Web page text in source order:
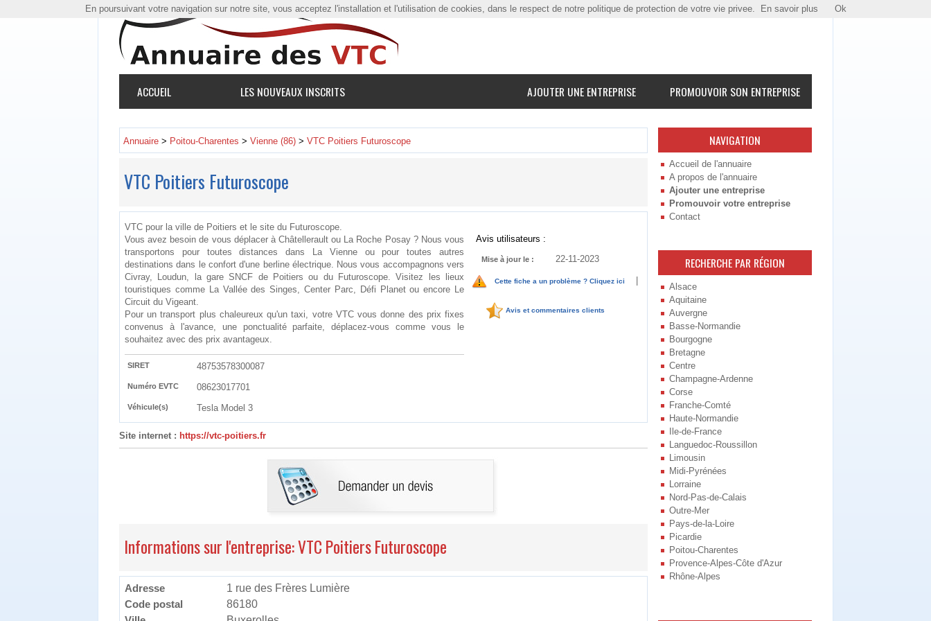
ACCUEIL LES NOUVEAUX INSCRITS PROMOUVOIR SON ENTREPRISE
AJOUTER UNE ENTREPRISE
NAVIGATION
Accueil de l'annuaire
A propos de l'annuaire
Ajouter une entreprise
Promouvoir votre entreprise
Contact
RECHERCHE PAR RÉGION
Alsace
Aquitaine
Auvergne
Basse-Normandie
Bourgogne
Bretagne
Centre
Champagne-Ardenne
Corse
Franche-Comté
Haute-Normandie
Ile-de-France
Languedoc-Roussillon
Limousin
Midi-Pyrénées
Lorraine
Nord-Pas-de-Calais
Outre-Mer
Pays-de-la-Loire
Picardie
Poitou-Charentes
Provence-Alpes-Côte d'Azur
Rhône-Alpes
Annuaire > Poitou-Charentes > Vienne (86) > VTC Poitiers Futuroscope
VTC Poitiers Futuroscope
VTC pour la ville de Poitiers et le site du Futuroscope.
Vous avez besoin de vous déplacer à Châtellerault ou La Roche Posay ? Nous vous
transportons pour toutes distances dans La Vienne ou pour toutes autres
destinations dans le confort d'une berline électrique. Nous vous accompagnons vers
Civray, Loudun, la gare SNCF de Poitiers ou du Futuroscope. Visitez les lieux
touristiques comme La Vallée des Singes, Center Parc, Défi Planet ou encore Le
Circuit du Vigeant.
Pour un transport plus chaleureux qu'un taxi, votre VTC vous donne des prix fixes
convenus à l'avance, une ponctualité parfaite, déplacez-vous comme vous le
souhaitez avec des prix avantageux.
SIRET 48753578300087
Numéro EVTC 08623017701
Véhicule(s) Tesla Model 3
Avis utilisateurs :
Mise à jour le : 22-11-2023
Cette fiche a un problème ? Cliquez ici
Avis et commentaires clients
Site internet : https://vtc-poitiers.fr
Informations sur l'entreprise: VTC Poitiers Futuroscope
Adresse
1 rue des Frères Lumière
Code postal
86180
En poursuivant votre navigation sur notre site, vous acceptez l'installation et l'utilisation de cookies, dans le respect de notre politique de protection de votre vie privee. En savoir plus Ok